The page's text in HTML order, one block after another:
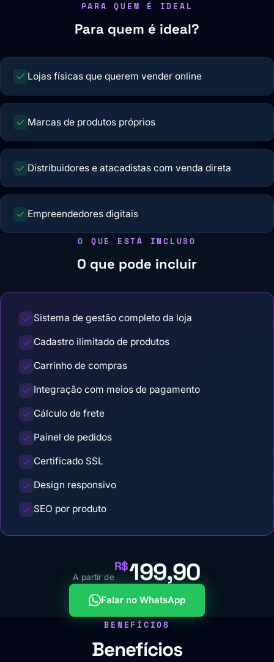
PARA QUEM É IDEAL
Para quem é ideal?
Lojas físicas que querem vender online
Marcas de produtos próprios
Distribuidores e atacadistas com venda direta
Empreendedores digitais
O QUE ESTÁ INCLUSO
O que pode incluir
Sistema de gestão completo da loja
Cadastro ilimitado de produtos
Carrinho de compras
Integração com meios de pagamento
Cálculo de frete
Painel de pedidos
Certificado SSL
Design responsivo
SEO por produto
A partir de
R$199,90
Falar no WhatsApp
BENEFÍCIOS
Benefícios